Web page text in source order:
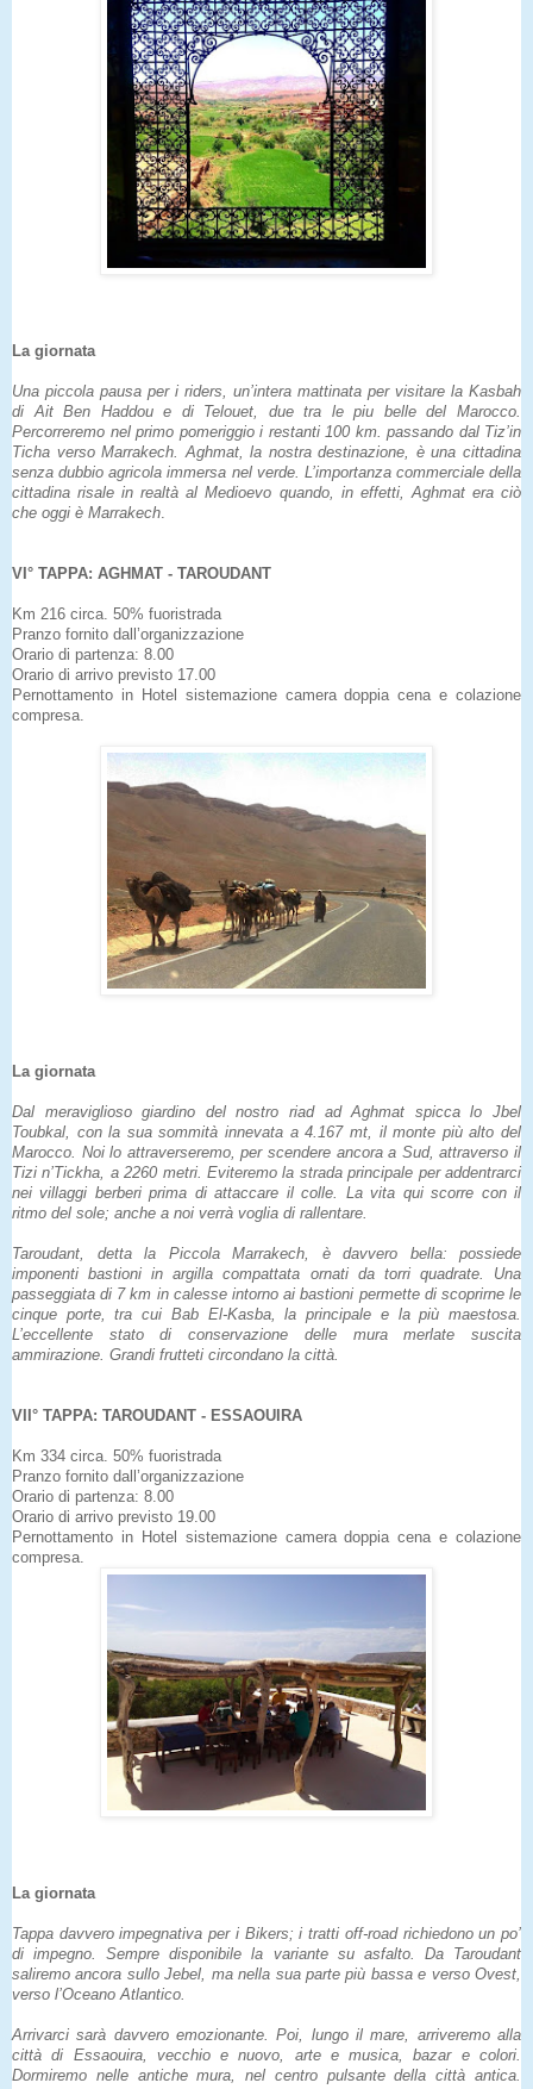
La giornata
Una piccola pausa per i riders, un’intera mattinata per visitare la Kasbah
di Ait Ben Haddou e di Telouet, due tra le piu belle del Marocco.
Percorreremo nel primo pomeriggio i restanti 100 km. passando dal Tiz’in
Ticha verso Marrakech. Aghmat, la nostra destinazione, è una cittadina
senza dubbio agricola immersa nel verde. L’importanza commerciale della
cittadina risale in realtà al Medioevo quando, in effetti, Aghmat era ciò
che oggi è Marrakech.
VI° TAPPA: AGHMAT - TAROUDANT
Km 216 circa. 50% fuoristrada
Pranzo fornito dall’organizzazione
Orario di partenza: 8.00
Orario di arrivo previsto 17.00
Pernottamento in Hotel sistemazione camera doppia cena e colazione
compresa.
La giornata
Dal meraviglioso giardino del nostro riad ad Aghmat spicca lo Jbel
Toubkal, con la sua sommità innevata a 4.167 mt, il monte più alto del
Marocco. Noi lo attraverseremo, per scendere ancora a Sud, attraverso il
Tizi n’Tickha, a 2260 metri. Eviteremo la strada principale per addentrarci
nei villaggi berberi prima di attaccare il colle. La vita qui scorre con il
ritmo del sole; anche a noi verrà voglia di rallentare.
Taroudant, detta la Piccola Marrakech, è davvero bella: possiede
imponenti bastioni in argilla compattata ornati da torri quadrate. Una
passeggiata di 7 km in calesse intorno ai bastioni permette di scoprirne le
cinque porte, tra cui Bab El-Kasba, la principale e la più maestosa.
L’eccellente stato di conservazione delle mura merlate suscita
ammirazione. Grandi frutteti circondano la città.
VII° TAPPA: TAROUDANT - ESSAOUIRA
Km 334 circa. 50% fuoristrada
Pranzo fornito dall’organizzazione
Orario di partenza: 8.00
Orario di arrivo previsto 19.00
Pernottamento in Hotel sistemazione camera doppia cena e colazione
compresa.
La giornata
Tappa davvero impegnativa per i Bikers; i tratti off-road richiedono un po’
di impegno. Sempre disponibile la variante su asfalto. Da Taroudant
saliremo ancora sullo Jebel, ma nella sua parte più bassa e verso Ovest,
verso l’Oceano Atlantico.
Arrivarci sarà davvero emozionante. Poi, lungo il mare, arriveremo alla
città di Essaouira, vecchio e nuovo, arte e musica, bazar e colori.
Dormiremo nelle antiche mura, nel centro pulsante della città antica.